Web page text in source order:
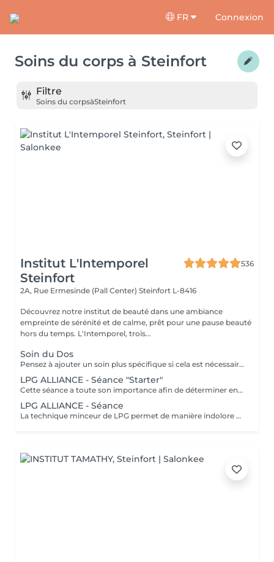
FR Connexion
Soins du corps à Steinfort
Filtre
Soins du corpsàSteinfort
Institut L'Intemporel
Steinfort
536
2A, Rue Ermesinde (Pall Center) Steinfort L-8416
Découvrez notre institut de beauté dans une ambiance
empreinte de sérénité et de calme, prêt pour une pause beauté
hors du temps. L'Intemporel, trois...
Soin du Dos
Pensez à ajouter un soin plus spécifique si cela est nécessaire : Bio peeling pour détoxifier et purifier, "Rose de mer" pour cicatriser... Un massage est également prévu dans les suppléments.
LPG ALLIANCE - Séance "Starter"
Cette séance a toute son importance afin de déterminer ensemble vos besoins spécifiques, remplir votre dossier et faire une séance profonde, elle est obligatoire. La technique minceur de LPG permet de manière indolore de réactiver le déstockage des graisses pour effacer les surcharges et les imperfections localisées. Une silhouette affinée, une peau plus lisse et plus ferme naturellement. Les soins sont ciblés et rapides. Les résultats sont perceptibles dès la première séance.
LPG ALLIANCE - Séance
La technique minceur de LPG permet de manière indolore de réactiver le déstockage des graisses pour effacer les surcharges et les imperfections localisées. Une silhouette affinée, une peau plus lisse et plus ferme naturellement. Les soins sont ciblés et rapides. Les résultats sont perceptibles dès la 1e séance.